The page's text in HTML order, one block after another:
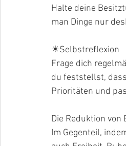
Halte deine
man Dinge nur
☀Selbstreflexion
Frage dich
du feststellst,
Prioritäten und
Die Reduktion
Im Gegenteil,